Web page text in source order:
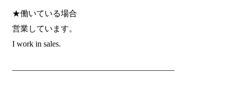
★働いている場合
営業しています。
I work in sales.